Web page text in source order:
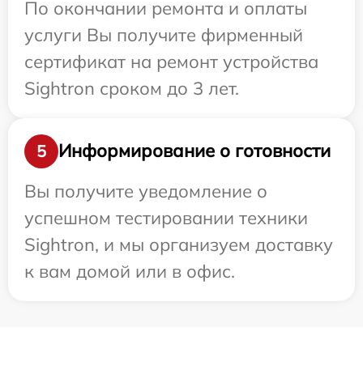
По окончании ремонта и оплаты
услуги Вы получите фирменный
сертификат на ремонт устройства
Sightron сроком до 3 лет.
5
Информирование о готовности
Вы получите уведомление о
успешном тестировании техники
Sightron, и мы организуем доставку
к вам домой или в офис.